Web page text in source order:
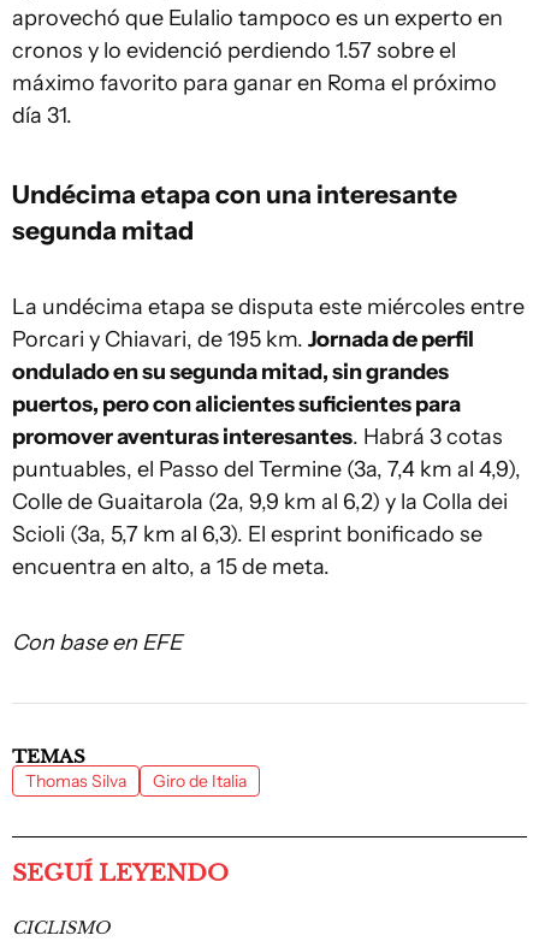
aprovechó que Eulalio tampoco es un experto en
cronos y lo evidenció perdiendo 1.57 sobre el
máximo favorito para ganar en Roma el próximo
día 31.
Undécima etapa con una interesante
segunda mitad
La undécima etapa se disputa este miércoles entre
Porcari y Chiavari, de 195 km. Jornada de perfil
ondulado en su segunda mitad, sin grandes
puertos, pero con alicientes suficientes para
promover aventuras interesantes. Habrá 3 cotas
puntuables, el Passo del Termine (3a, 7,4 km al 4,9),
Colle de Guaitarola (2a, 9,9 km al 6,2) y la Colla dei
Scioli (3a, 5,7 km al 6,3). El esprint bonificado se
encuentra en alto, a 15 de meta.
Con base en EFE
TEMAS
Thomas Silva Giro de Italia
SEGUÍ LEYENDO
CICLISMO